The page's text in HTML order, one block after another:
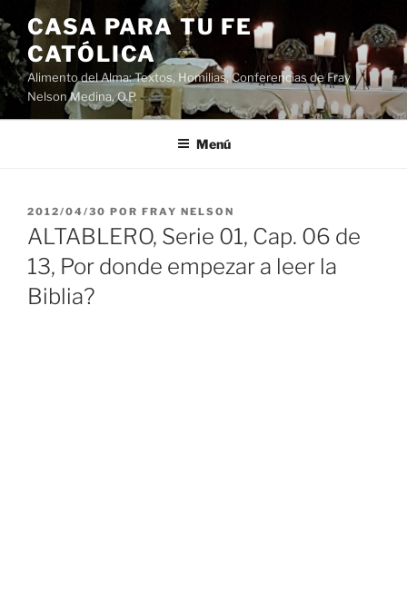
Saltar
al
contenido
CASA PARA TU FE
CATÓLICA
Alimento del Alma: Textos, Homilias, Conferencias de Fray
Nelson Medina, O.P.
Menú
PUBLICADO
EL
2012/04/30 POR FRAY NELSON
ALTABLERO, Serie 01, Cap. 06 de
13, Por donde empezar a leer la
Biblia?